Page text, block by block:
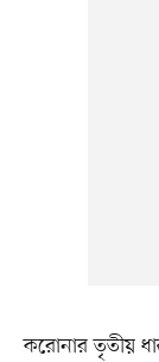
করোনার তৃতীয়